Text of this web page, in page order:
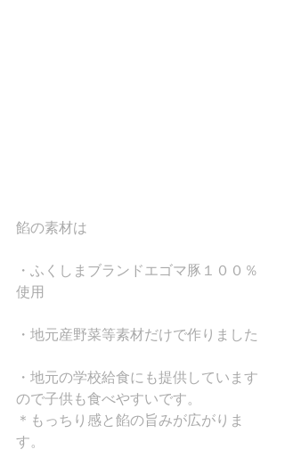
餡の素材は
・ふくしまブランドエゴマ豚１００％
使用
・地元産野菜等素材だけで作りました
・地元の学校給食にも提供しています
ので子供も食べやすいです。
＊もっちり感と餡の旨みが広がりま
す。